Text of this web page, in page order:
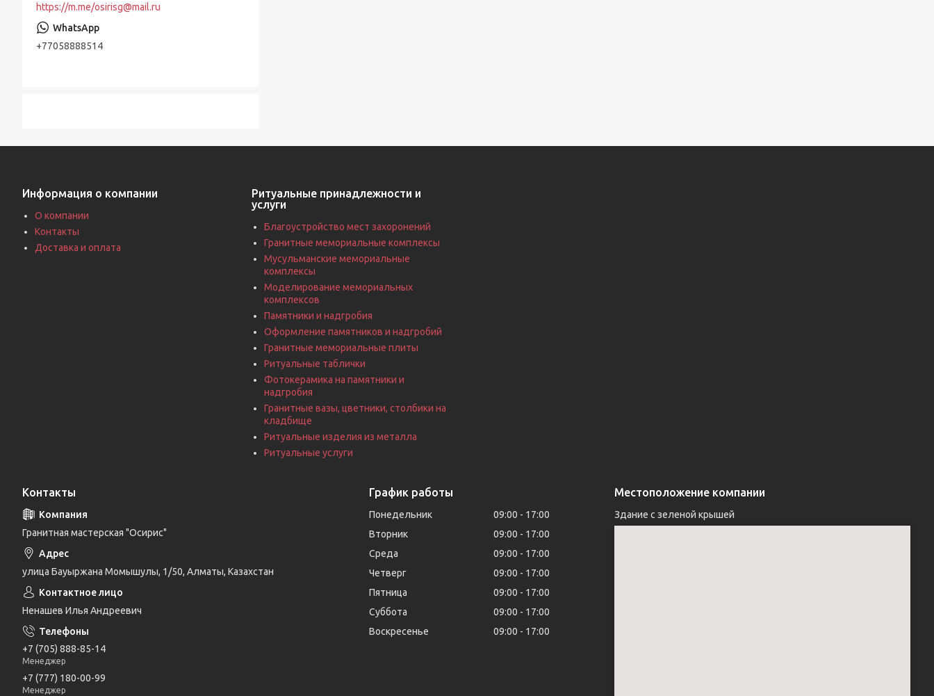
https://m.me/osirisg@mail.ru
+77058888514
Информация о компании
О компании
Контакты
Доставка и оплата
Ритуальные принадлежности и
услуги
Благоустройство мест захоронений
Гранитные мемориальные комплексы
Мусульманские мемориальные
комплексы
Моделирование мемориальных
комплексов
Памятники и надгробия
Оформление памятников и надгробий
Гранитные мемориальные плиты
Ритуальные таблички
Фотокерамика на памятники и
надгробия
Гранитные вазы, цветники, столбики на
кладбище
Ритуальные изделия из металла
Ритуальные услуги
Контакты
Гранитная мастерская "Осирис"
улица Бауыржана Момышулы, 1/50, Алматы, Казахстан
Ненашев Илья Андреевич
+7 (705) 888-85-14
Менеджер
+7 (777) 180-00-99
Менеджер
График работы
Понедельник 09:00
17:00
Вторник
09:00
17:00
Среда
09:00
17:00
Четверг
09:00
17:00
Пятница
09:00
17:00
Суббота
09:00
17:00
Воскресенье
09:00 17:00
Местоположение компании
Здание с зеленой крышей